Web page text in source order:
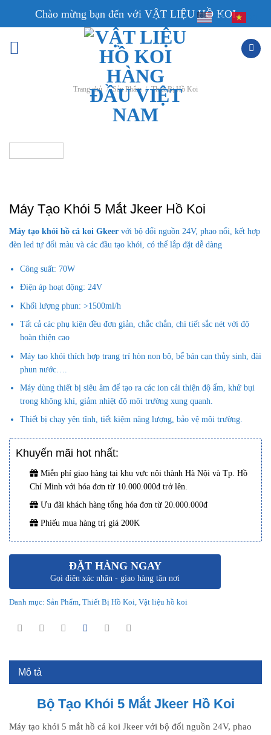
Chào mừng bạn đến với VẬT LIỆU HỒ KOI
Trang chủ / Sản Phẩm / Thiết Bị Hồ Koi
Máy Tạo Khói 5 Mắt Jkeer Hồ Koi
Máy tạo khói hồ cá koi Gkeer với bộ đổi nguồn 24V, phao nổi, kết hợp
đèn led tự đổi màu và các đầu tạo khói, có thể lắp đặt dễ dàng
Công suất: 70W
Điện áp hoạt động: 24V
Khối lượng phun: >1500ml/h
Tất cả các phụ kiện đều đơn giản, chắc chắn, chi tiết sắc nét với độ
hoàn thiện cao
Máy tạo khói thích hợp trang trí hòn non bộ, bể bán cạn thủy sinh, đài
phun nước….
Máy dùng thiết bị siêu âm để tạo ra các ion cải thiện độ ẩm, khử bụi
trong không khí, giảm nhiệt độ môi trường xung quanh.
Thiết bị chạy yên tĩnh, tiết kiệm năng lượng, bảo vệ môi trường.
Khuyến mãi hot nhất:
Miễn phí giao hàng tại khu vực nội thành Hà Nội và Tp. Hồ
Chí Minh với hóa đơn từ 10.000.000đ trở lên.
Ưu đãi khách hàng tổng hóa đơn từ 20.000.000đ
Phiếu mua hàng trị giá 200K
ĐẶT HÀNG NGAY
Gọi điện xác nhận - giao hàng tận nơi
Danh mục: Sản Phẩm Thiết Bị Hồ Koi Vật liệu hồ koi
Mô tả
Bộ Tạo Khói 5 Mắt Jkeer Hồ Koi
Máy tạo khói 5 mắt hồ cá koi Jkeer với bộ đổi nguồn 24V, phao
EN